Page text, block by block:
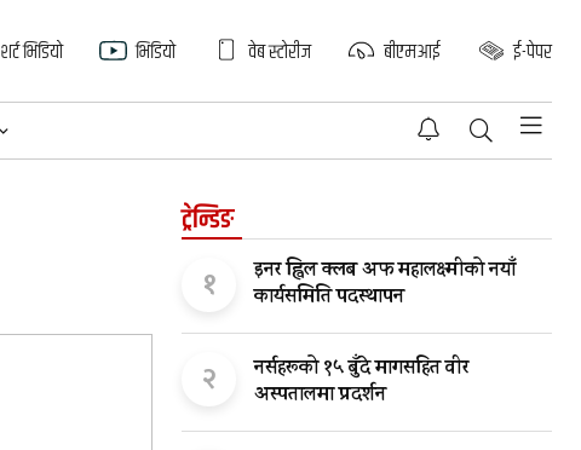
शर्ट भिडियो भिडियो वेब स्टोरीज बीएमआई ई-पेपर
ट्रेन्डिङ
१
इनर ह्विल क्लब अफ महालक्ष्मीको नयाँ
कार्यसमिति पदस्थापन
२
नर्सहरूको १५ बुँदे मागसहित वीर
अस्पतालमा प्रदर्शन